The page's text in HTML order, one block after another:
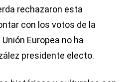
rechazaron esta
con los votos de la
Europea no ha
presidente electo.